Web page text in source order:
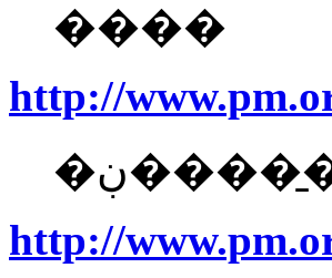
����
http://
http://